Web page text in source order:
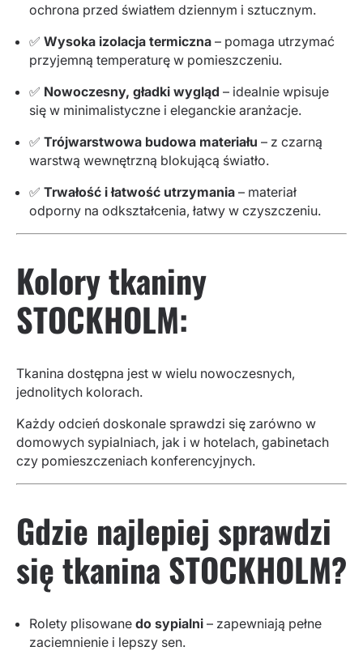
ochrona przed światłem dziennym i sztucznym.
✅ Wysoka izolacja termiczna – pomaga utrzymać
przyjemną temperaturę w pomieszczeniu.
✅ Nowoczesny, gładki wygląd – idealnie wpisuje
się w minimalistyczne i eleganckie aranżacje.
✅ Trójwarstwowa budowa materiału – z czarną
warstwą wewnętrzną blokującą światło.
✅ Trwałość i łatwość utrzymania – materiał
odporny na odkształcenia, łatwy w czyszczeniu.
Kolory tkaniny
STOCKHOLM:
Tkanina dostępna jest w wielu nowoczesnych,
jednolitych kolorach.
Każdy odcień doskonale sprawdzi się zarówno w
domowych sypialniach, jak i w hotelach, gabinetach
czy pomieszczeniach konferencyjnych.
Gdzie najlepiej sprawdzi
się tkanina STOCKHOLM?
Rolety plisowane do sypialni – zapewniają pełne
zaciemnienie i lepszy sen.